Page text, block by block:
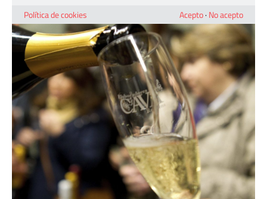
19 noviembre, 2021
Política de cookies
Acepto· No acepto